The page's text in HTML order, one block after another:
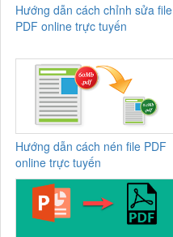
Hướng dẫn cách chỉnh sửa file
PDF online trực tuyến
Hướng dẫn cách nén file PDF
online trực tuyến